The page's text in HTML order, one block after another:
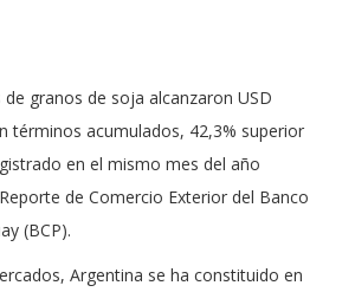
granos de soja alcanzaron USD
términos acumulados, 42,3% superior
en el mismo mes del año
de Comercio Exterior del Banco
(BCP).
Argentina se ha constituido en